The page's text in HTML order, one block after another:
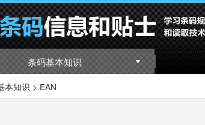
条码基本知识
本知识 > EAN